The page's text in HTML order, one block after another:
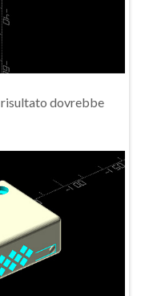
risultato dovrebbe